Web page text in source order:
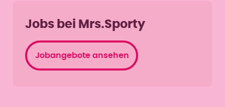
Jobs bei Mrs.Sporty
Jobangebote ansehen